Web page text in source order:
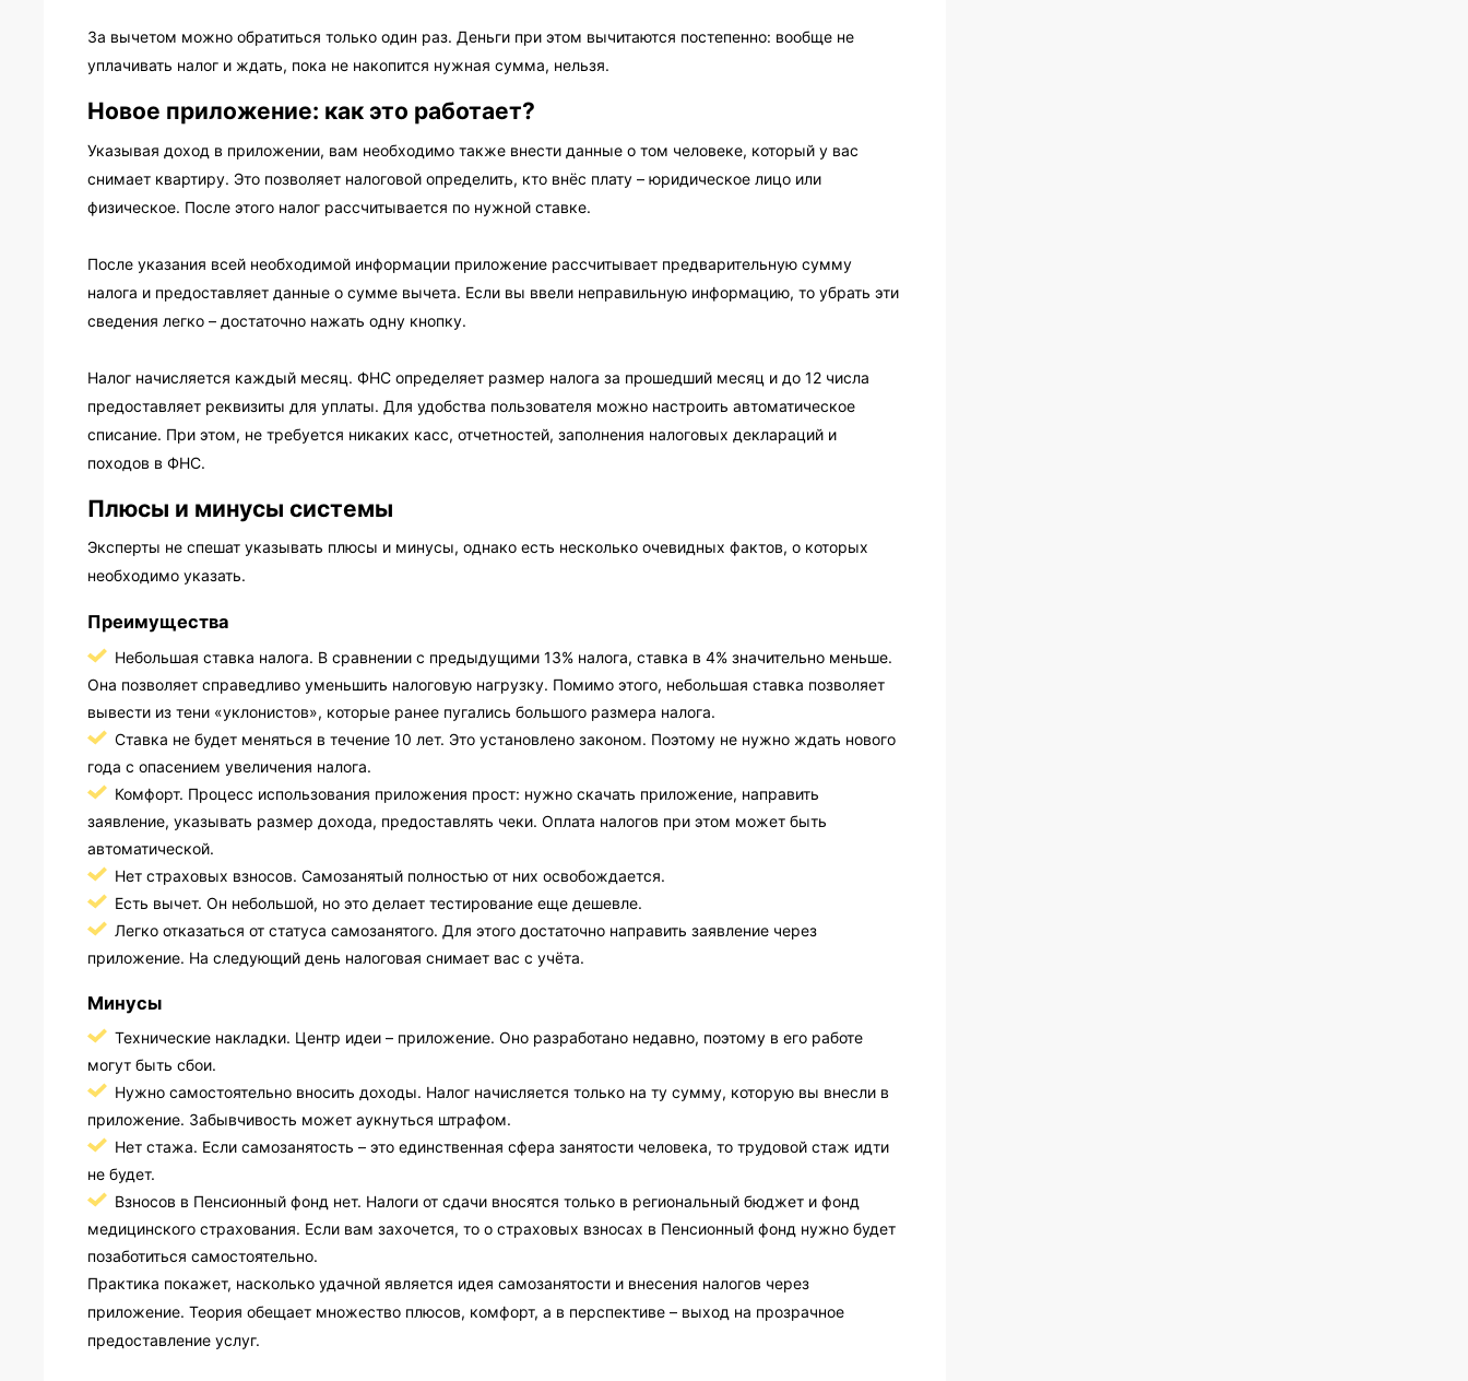
За вычетом можно обратиться только один раз. Деньги при этом вычитаются постепенно: вообще не
уплачивать налог и ждать, пока не накопится нужная сумма, нельзя.
Новое приложение: как это работает?
Указывая доход в приложении, вам необходимо также внести данные о том человеке, который у вас
снимает квартиру. Это позволяет налоговой определить, кто внёс плату – юридическое лицо или
физическое. После этого налог рассчитывается по нужной ставке.
После указания всей необходимой информации приложение рассчитывает предварительную сумму
налога и предоставляет данные о сумме вычета. Если вы ввели неправильную информацию, то убрать эти
сведения легко – достаточно нажать одну кнопку.
Налог начисляется каждый месяц. ФНС определяет размер налога за прошедший месяц и до 12 числа
предоставляет реквизиты для уплаты. Для удобства пользователя можно настроить автоматическое
списание. При этом, не требуется никаких касс, отчетностей, заполнения налоговых деклараций и
походов в ФНС.
Плюсы и минусы системы
Эксперты не спешат указывать плюсы и минусы, однако есть несколько очевидных фактов, о которых
необходимо указать.
Преимущества
Небольшая ставка налога. В сравнении с предыдущими 13% налога, ставка в 4% значительно меньше.
Она позволяет справедливо уменьшить налоговую нагрузку. Помимо этого, небольшая ставка позволяет
вывести из тени «уклонистов», которые ранее пугались большого размера налога.
Ставка не будет меняться в течение 10 лет. Это установлено законом. Поэтому не нужно ждать нового
года с опасением увеличения налога.
Комфорт. Процесс использования приложения прост: нужно скачать приложение, направить
заявление, указывать размер дохода, предоставлять чеки. Оплата налогов при этом может быть
автоматической.
Нет страховых взносов. Самозанятый полностью от них освобождается.
Есть вычет. Он небольшой, но это делает тестирование еще дешевле.
Легко отказаться от статуса самозанятого. Для этого достаточно направить заявление через
приложение. На следующий день налоговая снимает вас с учёта.
Минусы
Технические накладки. Центр идеи – приложение. Оно разработано недавно, поэтому в его работе
могут быть сбои.
Нужно самостоятельно вносить доходы. Налог начисляется только на ту сумму, которую вы внесли в
приложение. Забывчивость может аукнуться штрафом.
Нет стажа. Если самозанятость – это единственная сфера занятости человека, то трудовой стаж идти
не будет.
Взносов в Пенсионный фонд нет. Налоги от сдачи вносятся только в региональный бюджет и фонд
медицинского страхования. Если вам захочется, то о страховых взносах в Пенсионный фонд нужно будет
позаботиться самостоятельно.
Практика покажет, насколько удачной является идея самозанятости и внесения налогов через
приложение. Теория обещает множество плюсов, комфорт, а в перспективе – выход на прозрачное
предоставление услуг.